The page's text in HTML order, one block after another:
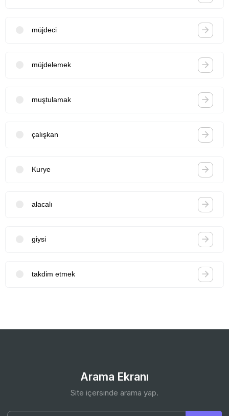
müjdeci
müjdelemek
muştulamak
çalışkan
Kurye
alacalı
giysi
takdim etmek
Arama Ekranı
Site içersinde arama yap.